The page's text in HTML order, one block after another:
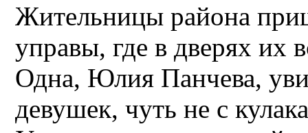
Жительницы района
управы, где в дверях их
Одна, Юлия Панчева,
девушек, чуть не с